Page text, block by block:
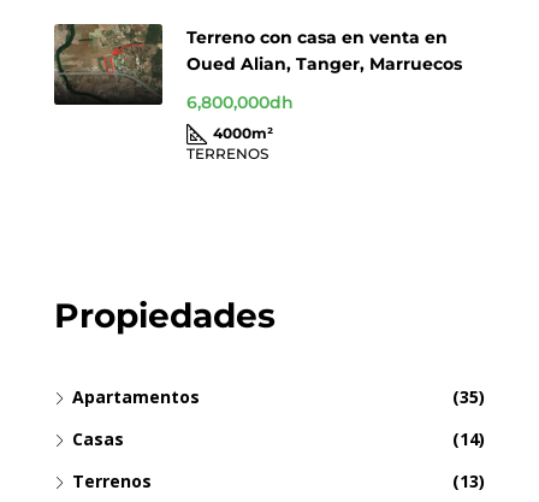
Terreno con casa en venta en
Oued Alian, Tanger, Marruecos
6,800,000dh
4000m²
TERRENOS
Propiedades
Apartamentos
(35)
Casas
(14)
Terrenos
(13)